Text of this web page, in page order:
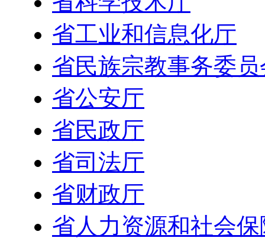
省工业和信息化厅
省民族宗教事务委员
省公安厅
省民政厅
省司法厅
省财政厅
省人力资源和社会